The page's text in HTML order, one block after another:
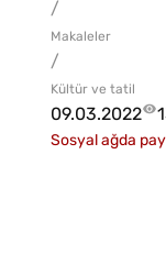
/
Makaleler
/
Kültür ve tatil
09.03.2022
Sosyal ağda